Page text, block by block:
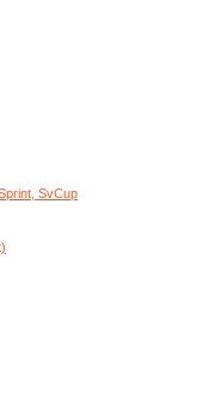
SvCup